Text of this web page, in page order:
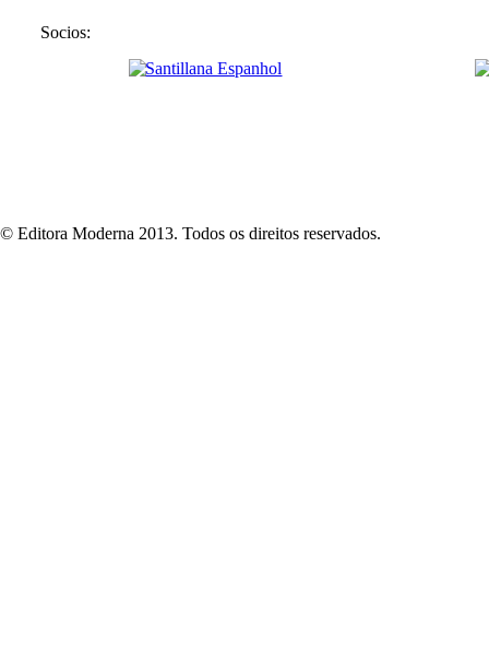
Socios:
© Editora Moderna 2013. Todos os direitos reservados.